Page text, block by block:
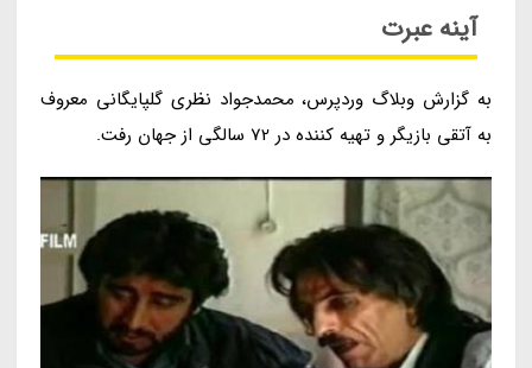
آینه عبرت
به گزارش وبلاگ وردپرس، محمدجواد نظری گلپایگانی معروف
به آتقی بازیگر و تهیه کننده در 72 سالگی از جهان رفت.